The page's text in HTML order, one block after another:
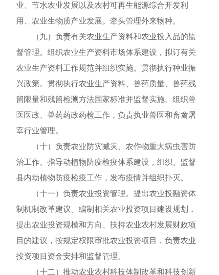
业、节水农业发展以及农村可再生能源综合开发利
用、农业生物质产业发展。牵头管理外来物种。
（九）负责有关农业生产资料和农业投入品的监
督管理。组织农业生产资料市场体系建设，拟订有关
农业生产资料工作规范并组织实施。贯彻执行种业振
兴政策。贯彻执行农业生产资料、兽药质量、兽药残
留限量和残留检测方法国家标准并监督实施。组织兽
医医政、兽药药政药检工作，负责执业兽医和畜禽屠
宰行业管理。
（十）负责农业防灾减灾、农作物重大病虫害防
治工作。指导动植物防疫检疫体系建设，组织、监督
县内动植物防疫检疫工作，发布疫情并组织扑灭。
（十一）负责农业投资管理。提出农业投融资体
制机制改革建议。编制相关农业投资项目建设规划，
提出农业投资规模和方向、扶持农业农村发展财政项
目的建议，按规定权限审批农业投资项目，负责农业
投资项目资金安排和监督管理。
（十二）推动农业农村科技体制改革和科技创新